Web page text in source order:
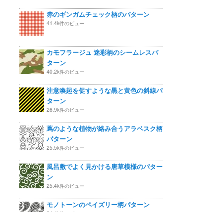
赤のギンガムチェック柄のパターン
41.4k件のビュー
カモフラージュ 迷彩柄のシームレスパ
ターン
40.2k件のビュー
注意喚起を促すような黒と黄色の斜線パ
ターン
26.9k件のビュー
蔦のような植物が絡み合うアラベスク柄
パターン
25.5k件のビュー
風呂敷でよく見かける唐草模様のパター
ン
25.4k件のビュー
モノトーンのペイズリー柄パターン